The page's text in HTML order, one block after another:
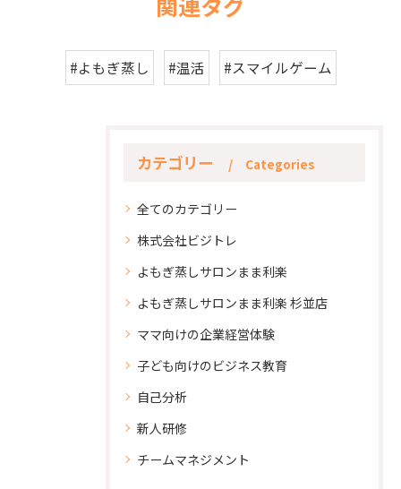
#よもぎ蒸し #温活 #スマイルゲーム
カテゴリー Categories
全てのカテゴリー
株式会社ビジトレ
よもぎ蒸しサロンまま利楽
よもぎ蒸しサロンまま利楽 杉並店
ママ向けの企業経営体験
子ども向けのビジネス教育
自己分析
新人研修
チームマネジメント